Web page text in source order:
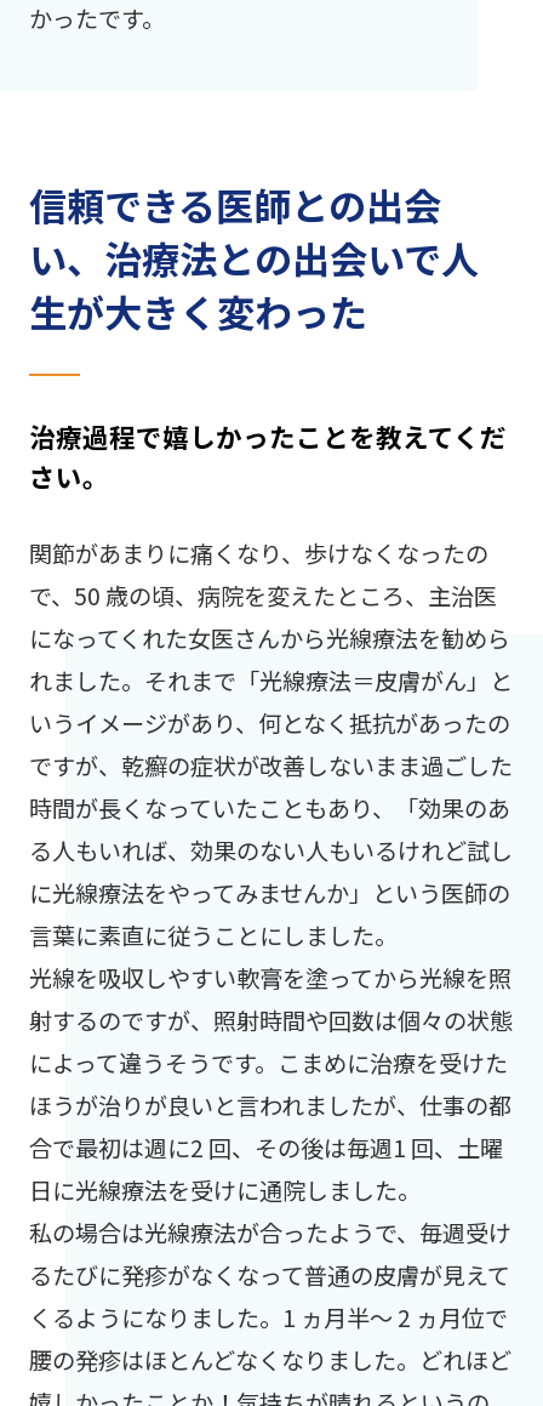
かったです。
信頼できる医師との出会
い、治療法との出会いで人
生が大きく変わった
治療過程で嬉しかったことを教えてくだ
さい。
関節があまりに痛くなり、歩けなくなったの
で、50 歳の頃、病院を変えたところ、主治医
になってくれた女医さんから光線療法を勧めら
れました。それまで「光線療法＝皮膚がん」と
いうイメージがあり、何となく抵抗があったの
ですが、乾癬の症状が改善しないまま過ごした
時間が長くなっていたこともあり、「効果のあ
る人もいれば、効果のない人もいるけれど試し
に光線療法をやってみませんか」という医師の
言葉に素直に従うことにしました。
光線を吸収しやすい軟膏を塗ってから光線を照
射するのですが、照射時間や回数は個々の状態
によって違うそうです。こまめに治療を受けた
ほうが治りが良いと言われましたが、仕事の都
合で最初は週に2 回、その後は毎週1 回、土曜
日に光線療法を受けに通院しました。
私の場合は光線療法が合ったようで、毎週受け
るたびに発疹がなくなって普通の皮膚が見えて
くるようになりました。1 ヵ月半～ 2 ヵ月位で
腰の発疹はほとんどなくなりました。どれほど